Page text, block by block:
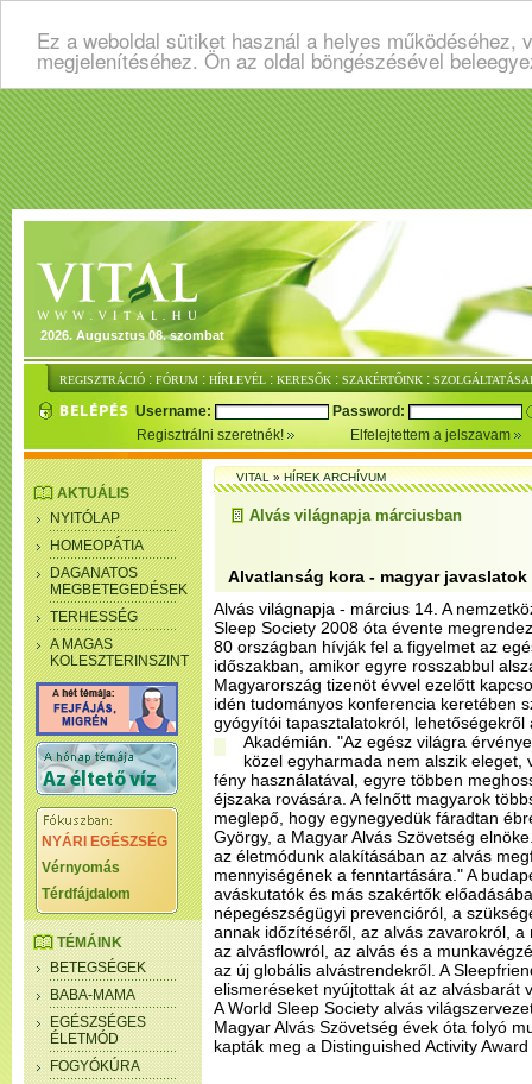
Ez a weboldal sütiket használ a helyes
megjelenítéséhez. Ön az oldal böngészésével
2026. Augusztus 08. szombat
REGISZTRÁCIÓ : FÓRUM : HÍRLEVÉL : KERESŐK : SZAKÉRTŐINK :
Username:
Password:
Regisztrálni szeretnék!
Elfelejtettem a jelszavam
AKTUÁLIS
NYITÓLAP
HOMEOPÁTIA
DAGANATOS
MEGBETEGEDÉSEK
TERHESSÉG
A MAGAS
KOLESZTERINSZINT
NYÁRI EGÉSZSÉG
Vérnyomás
Térdfájdalom
TÉMÁINK
BETEGSÉGEK
BABA-MAMA
EGÉSZSÉGES
ÉLETMÓD
FOGYÓKÚRA
VITAL»HÍREK ARCHÍVUM
Alvás világnapja márciusban
Alvatlanság kora - magyar
Alvás világnapja - március 14. A
Sleep Society 2008 óta évente
80 országban hívják fel a figyelmet az
időszakban, amikor egyre rosszabbul
Magyarország tizenöt évvel ezelőtt
idén tudományos konferencia keretében
gyógyítói tapasztalatokról, lehetőségekről
Akadémián. "Az egész világra
közel egyharmada nem alszik eleget,
fény használatával, egyre többen
éjszaka rovására. A felnőtt magyarok
meglepő, hogy egynegyedük fáradtan
György, a Magyar Alvás Szövetség
az életmódunk alakításában az alvás
mennyiségének a fenntartására." A
aváskutatók és más szakértők
népegészségügyi prevencióról, a
annak időzítéséről, az alvás zavarokról,
az alvásflowról, az alvás és a
az új globális alvástrendekről. A
elismeréseket nyújtottak át az alvásbarát
A World Sleep Society alvás
Magyar Alvás Szövetség évek óta folyó
kapták meg a Distinguished Activity